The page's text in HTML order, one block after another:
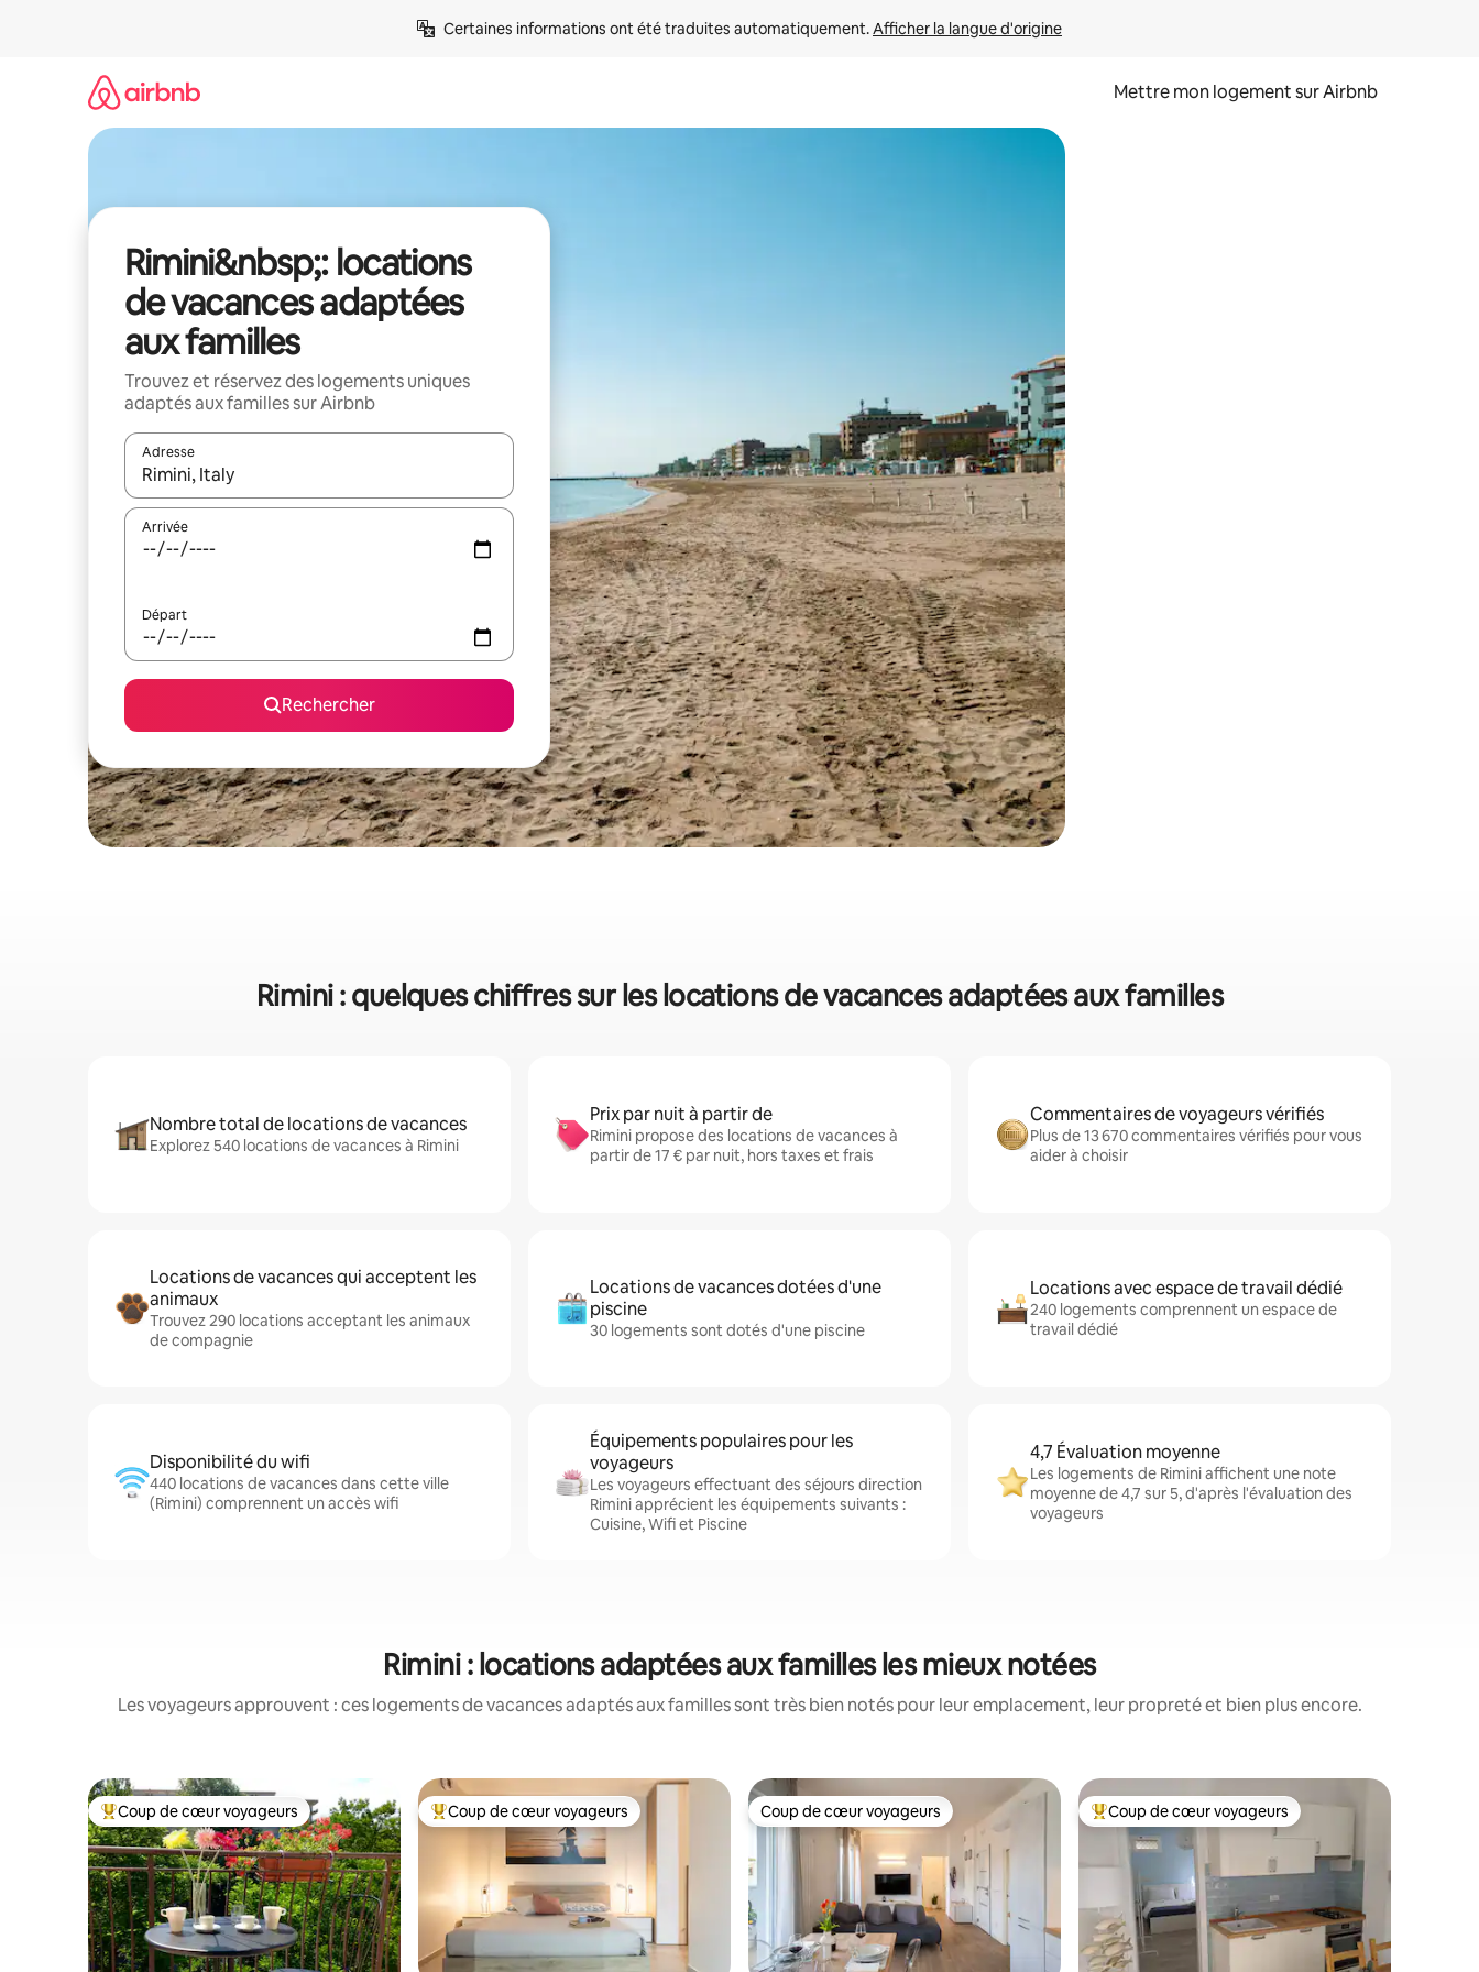
Certaines informations ont été traduites automatiquement. Afficher la langue d'origine
Mettre mon logement sur Airbnb
Rimini&nbsp;: locations
de vacances adaptées
aux familles
Trouvez et réservez des logements uniques
adaptés aux familles sur Airbnb
Adresse
Lorsque les résultats s'affichent, utilisez les flèches vers le haut et vers le bas pour les parcourir ou en appuyant et en faisant glisser.
Arrivée
Départ
Rechercher
Rimini : quelques chiffres sur les locations de vacances adaptées aux familles
Nombre total de locations de vacances
Explorez 540 locations de vacances à Rimini
Prix par nuit à partir de
Rimini propose des locations de vacances à
partir de 17 € par nuit, hors taxes et frais
Commentaires de voyageurs vérifiés
Plus de 13 670 commentaires vérifiés pour vous
aider à choisir
Locations de vacances qui acceptent les
animaux
Trouvez 290 locations acceptant les animaux
de compagnie
Locations de vacances dotées d'une
piscine
30 logements sont dotés d'une piscine
Locations avec espace de travail dédié
240 logements comprennent un espace de
travail dédié
Disponibilité du wifi
440 locations de vacances dans cette ville
(Rimini) comprennent un accès wifi
Équipements populaires pour les
voyageurs
Les voyageurs effectuant des séjours direction
Rimini apprécient les équipements suivants :
Cuisine, Wifi et Piscine
4,7 Évaluation moyenne
Les logements de Rimini affichent une note
moyenne de 4,7 sur 5, d'après l'évaluation des
voyageurs
Rimini : locations adaptées aux familles les mieux notées
Les voyageurs approuvent : ces logements de vacances adaptés aux familles sont très bien notés pour leur emplacement, leur propreté et bien plus encore.
Coups de cœur voyageurs les plus appréciés
Coup de cœur voyageurs Coups de cœur voyageurs les plus appréciés
Coup de cœur voyageurs Coup de cœur voyageurs
Coup de cœur voyageurs Coups de cœur voyageurs les plus appréciés
Coup de cœur voyageurs